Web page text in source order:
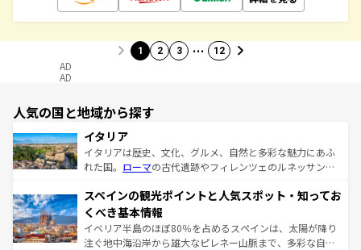
1 2 3 … 12
AD
AD
人気の国と地域から探す
イタリア
イタリアは歴史、文化、グルメ、自然と多彩な魅力にあふ
れた国。 ローマの古代遺跡やフィレンツェのルネッサンス
ろん、トスカーナの美しい田園風景やアマルフィ海岸の絶
景など、自然景観も見逃せない。観光の合間には、本場の
ピザやパスタなど、絶品のイタリア料理を堪能することも
できる。朝目覚めてから夜眠るまで、すべての瞬間を楽し
スペインの観光ポイントと人気スポット・知ってお
くべき基本情報
イベリア半島のほぼ80％を占めるスペインは、太陽が降り
注ぐ地中海沿岸から雄大なピレネー山脈まで、多彩な自然